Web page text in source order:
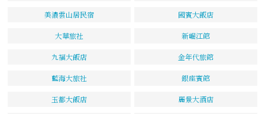
美濃雲山居民宿 國賓大飯店
大華旅社 新崛江館
九福大飯店 金年代旅館
藍海大旅社 銀座賓館
玉都大飯店 麗景大酒店